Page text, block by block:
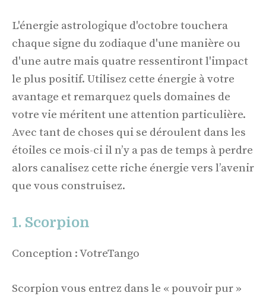
L'énergie astrologique d'octobre touchera
chaque signe du zodiaque d'une manière ou
d'une autre mais quatre ressentiront l'impact
le plus positif. Utilisez cette énergie à votre
avantage et remarquez quels domaines de
votre vie méritent une attention particulière.
Avec tant de choses qui se déroulent dans les
étoiles ce mois-ci il n’y a pas de temps à perdre
alors canalisez cette riche énergie vers l’avenir
que vous construisez.
1. Scorpion
Conception : VotreTango
Scorpion vous entrez dans le « pouvoir pur »